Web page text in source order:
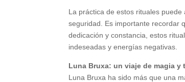
La práctica de estos rituales
seguridad. Es importante recordar
dedicación y constancia, estos
indeseadas y energías negativas.
Luna Bruxa: un viaje de magia y
Luna Bruxa ha sido más que una